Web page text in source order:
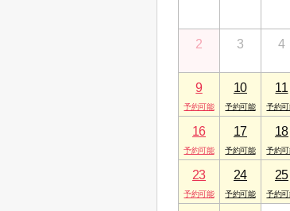
2 3 4
9 10 11
16 17 18
23 24 25